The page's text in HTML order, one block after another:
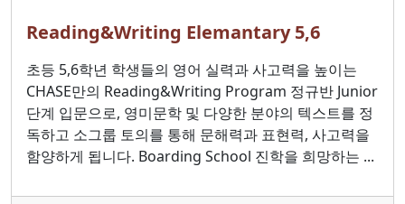
Reading&Writing Elemantary 5,6
초등 5,6학년 학생들의 영어 실력과 사고력을 높이는
CHASE만의 Reading&Writing Program 정규반 Junior
단계 입문으로, 영미문학 및 다양한 분야의 텍스트를 정
독하고 소그룹 토의를 통해 문해력과 표현력, 사고력을
함양하게 됩니다. Boarding School 진학을 희망하는 ...